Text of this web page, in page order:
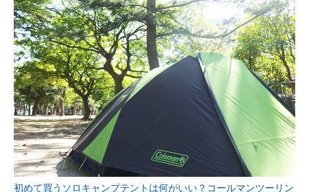
初めて買うソロキャンプテントは何がいい？コールマンツーリン